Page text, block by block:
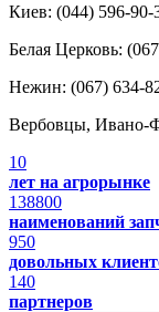
Киев: (044) 596-90-
Белая Церковь:
Нежин: (067) 634-
Вербовцы, Ивано-
10
лет на агрорынке
138800
наименований
950
довольных
140
партнеров